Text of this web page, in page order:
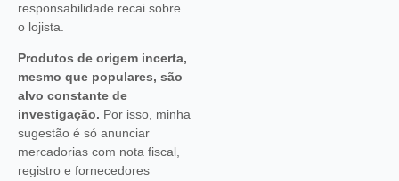
responsabilidade recai sobre
o lojista.
Produtos de origem incerta,
mesmo que populares, são
alvo constante de
investigação. Por isso, minha
sugestão é só anunciar
mercadorias com nota fiscal,
registro e fornecedores